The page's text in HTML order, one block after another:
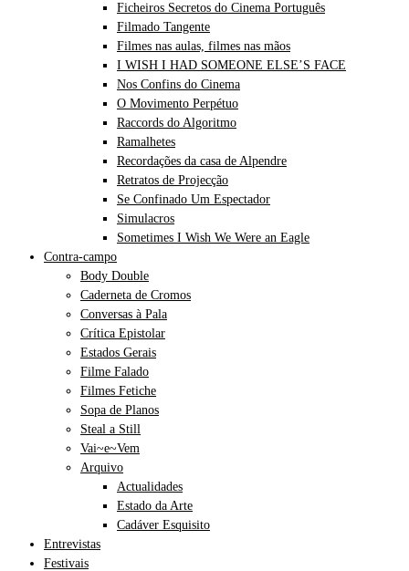
Ficheiros Secretos do Cinema Português
Filmado Tangente
Filmes nas aulas, filmes nas mãos
I WISH I HAD SOMEONE ELSE’S FACE
Nos Confins do Cinema
O Movimento Perpétuo
Raccords do Algoritmo
Ramalhetes
Recordações da casa de Alpendre
Retratos de Projecção
Se Confinado Um Espectador
Simulacros
Sometimes I Wish We Were an Eagle
Contra-campo
Body Double
Caderneta de Cromos
Conversas à Pala
Crítica Epistolar
Estados Gerais
Filme Falado
Filmes Fetiche
Sopa de Planos
Steal a Still
Vai~e~Vem
Arquivo
Actualidades
Estado da Arte
Cadáver Esquisito
Entrevistas
Festivais